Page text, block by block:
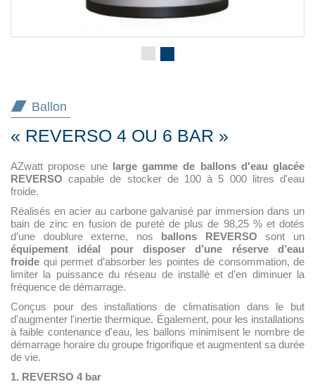
Ballon
« REVERSO 4 OU 6 BAR »
AZwatt propose une large gamme de ballons d'eau glacée
REVERSO capable de stocker de 100 à 5 000 litres d'eau
froide.
Réalisés en acier au carbone galvanisé par immersion dans un
bain de zinc en fusion de pureté de plus de 98,25 % et dotés
d’une doublure externe, nos ballons REVERSOsont un
équipement idéal pour disposer d’une réserve d’eau
froide qui permet d’absorber les pointes de consommation, de
limiter la puissance du réseau de installé et d’en diminuer la
fréquence de démarrage.
Conçus pour des installations de climatisation dans le but
d'augmenter l'inertie thermique. Également, pour les installations
à faible contenance d'eau, les ballons minimisent le nombre de
démarrage horaire du groupe frigorifique et augmentent sa durée
de vie.
1. REVERSO 4 bar